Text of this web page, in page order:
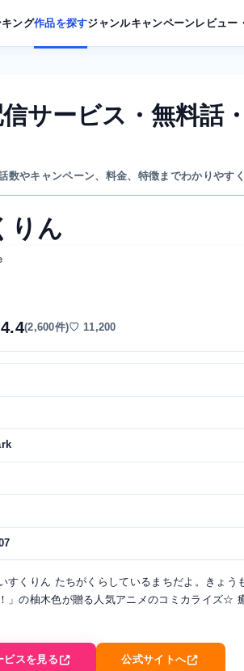
ング作品を探すジャンルキャンペーンレビュー
サービス・無料話
やキャンペーン、料金、特徴までわかりやすく
りん
4.4(2,600件)♡ 11,200
すくりん たちがくらしているまちだよ。きょう
」の柚木色が贈る人気アニメのコミカライズ☆
ビスを見る 公式サイトへ